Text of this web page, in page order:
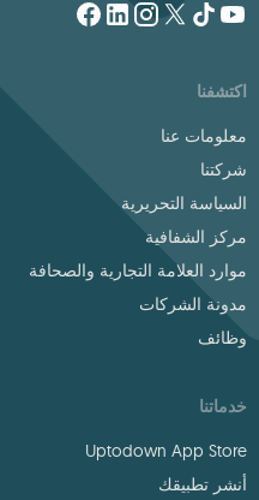
اكتشفنا
معلومات عنا
شركتنا
السياسة التحريرية
مركز الشفافية
موارد العلامة التجارية والصحافة
مدونة الشركات
وظائف
خدماتنا
Uptodown App Store
أنشر تطبيقك